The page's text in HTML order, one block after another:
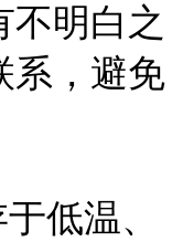
不明白之
系，避免
低温、